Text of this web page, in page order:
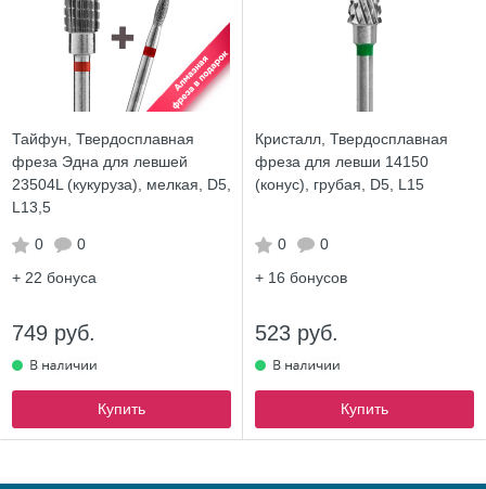
Тайфун, Твердосплавная
фреза Эдна для левшей
23504L (кукуруза), мелкая, D5,
L13,5
0
0
+ 22 бонуса
749 руб.
Купить
Кристалл, Твердосплавная
фреза для левши 14150
(конус), грубая, D5, L15
0
0
+ 16 бонусов
523 руб.
Купить